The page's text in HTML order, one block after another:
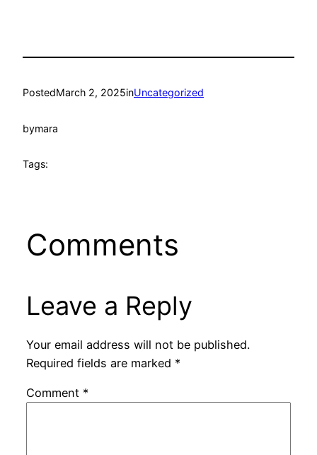
PostedMarch 2, 2025inUncategorized
bymara
Tags:
Comments
Leave a Reply
Your email address will not be published.
Required fields are marked *
Comment *